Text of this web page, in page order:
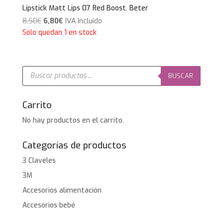
Lipstick Matt Lips 07 Red Boost. Beter
8,50€ El
precio
8,50€.
6,80€El
precio
6,80€.
IVA Incluido
Solo quedan 1 en stock
Búsqueda
productos
BUSCAR
Carrito
No hay productos en el carrito.
Categorías de productos
3 Claveles
3M
Accesorios alimentación
Accesorios bebé